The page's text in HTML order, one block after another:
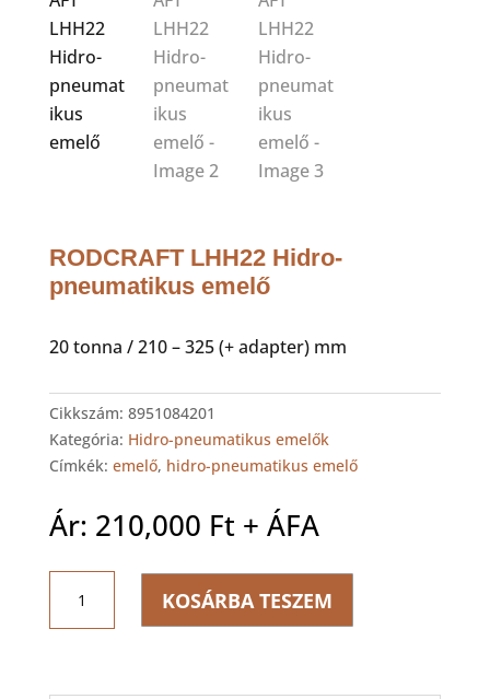
RODCRAFT LHH22 Hidro-
pneumatikus emelő
20 tonna / 210 – 325 (+ adapter) mm
Cikkszám: 8951084201
Kategória: Hidro-pneumatikus emelők
Címkék: emelő, hidro-pneumatikus emelő
Ár: 210,000 Ft + ÁFA
LHH22
Hidro-
KOSÁRBA TESZEM